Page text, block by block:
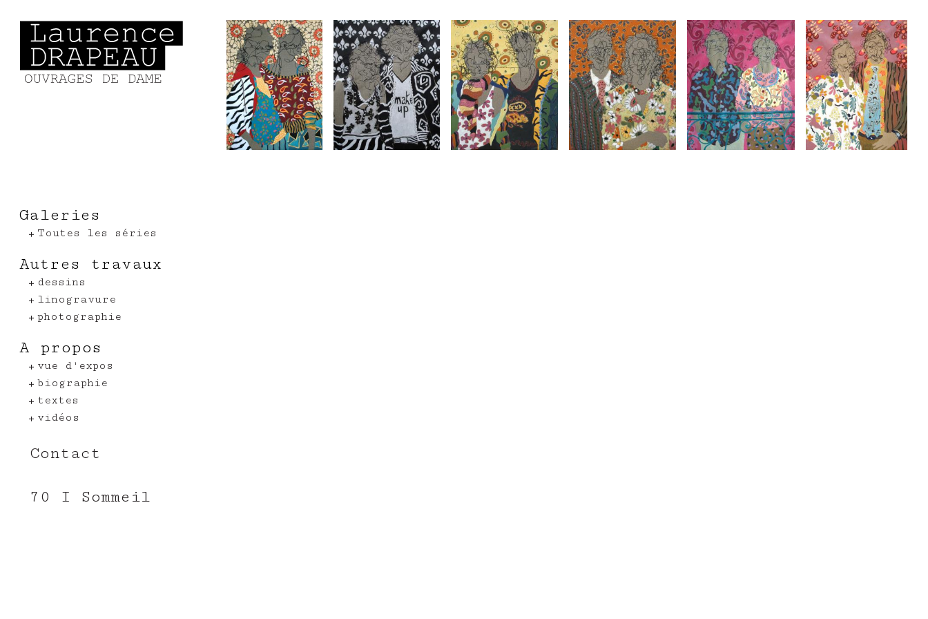
Galeries
Toutes les séries
Autres travaux
dessins
linogravure
photographie
A propos
vue d'expos
biographie
textes
vidéos
Contact
70 I Sommeil